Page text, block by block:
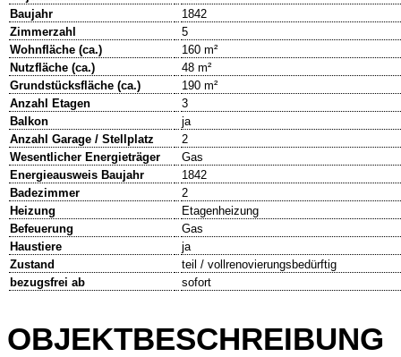
Baujahr
1842
Zimmerzahl
5
Wohnfläche (ca.)
160 m²
Nutzfläche (ca.)
48 m²
Grundstücksfläche (ca.)
190 m²
Anzahl Etagen
3
Balkon
ja
Anzahl Garage / Stellplatz
2
Wesentlicher Energieträger
Gas
Energieausweis Baujahr
1842
Badezimmer
2
Heizung
Etagenheizung
Befeuerung
Gas
Haustiere
ja
Zustand
teil / vollrenovierungsbedürftig
bezugsfrei ab
sofort
OBJEKTBESCHREIBUNG